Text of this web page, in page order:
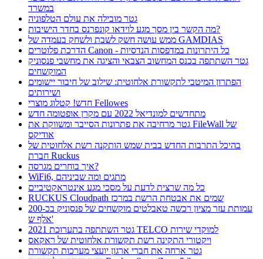
במשרד
גטר מובילה את עולם הטלפוניה
מה הקשר בין מסך מגע לוידאו קונפרנס בחדר הישיבות?
ממש עושה חשק לשבת ולשחק בעמדה של GAMDIAS
הדרכת פלוטרים Canon - כל היתרונות במדפסות הנדסיות
גטר השתתפה בכנס המחשוב הצבאי והציגה את מחשבי פנסוניק
המוקשחים
הפתרון המיטבי לתקשורת אלחוטית: שילוב של חיבור יישומים
ושירותים
חדש! קטלוג מוצרי Fellowes
מתחדשים למונדיאל 2022 עם מקרן אופטומה חדש
גטר מרחיבה את פתרונות הסייבר ומשווקת את FileWall של
אודיקס
בהיכל התרבות החדש בבית שמש הותקנה רשת אלחוטית של
חברת Ruckus
איך בוחרים מגרסה?
WiFi6, מתגים ומה שביניהם
כל מה שרצית לדעת על מסכי מגע אינטראקטיביים
RUCKUS Cloudpath שמים את אבטחת הרשת במרכז
עמותת עזר מציון רכשה טאבלטים מוקשחים של פנסוניק בכ-200
אלף ש'
גטר השתתפה בתערוכת 2021 TELCO למוקדי שירות
ויקטורי התקינה רשת תקשורת אלחוטית של ראקאס
גטר ארחה את חברי ארגון יועצי מערכות תקשורת